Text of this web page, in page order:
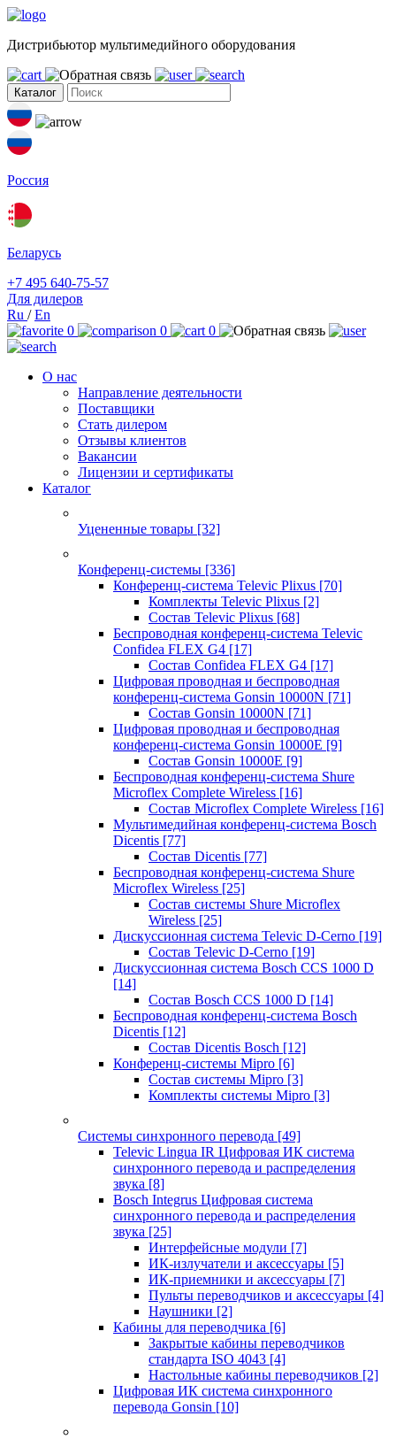
Дистрибьютор мультимедийного оборудования
Каталог
Россия
Беларусь
+7 495 640-75-57
Для дилеров
Ru /En
0
0 0
О нас
Направление деятельности
Поставщики
Стать дилером
Отзывы клиентов
Вакансии
Лицензии и сертификаты
Каталог
Уцененные товары [32]
Конференц-системы [336]
Конференц-система Televic Plixus [70]
Комплекты Televic Plixus [2]
Состав Televic Plixus [68]
Беспроводная конференц-система Televic
Confidea FLEX G4 [17]
Состав Confidea FLEX G4 [17]
Цифровая проводная и беспроводная
конференц-система Gonsin 10000N [71]
Состав Gonsin 10000N [71]
Цифровая проводная и беспроводная
конференц-система Gonsin 10000E [9]
Состав Gonsin 10000E [9]
Беспроводная конференц-система Shure
Microflex Complete Wireless [16]
Состав Microflex Complete Wireless [16]
Мультимедийная конференц-система Bosch
Dicentis [77]
Состав Dicentis [77]
Беспроводная конференц-система Shure
Microflex Wireless [25]
Состав системы Shure Microflex
Wireless [25]
Дискуссионная система Televic D-Cerno [19]
Состав Televic D-Cerno [19]
Дискуссионная система Bosch CCS 1000 D
[14]
Состав Bosch CCS 1000 D [14]
Беспроводная конференц-система Bosch
Dicentis [12]
Состав Dicentis Bosch [12]
Конференц-системы Mipro [6]
Состав системы Mipro [3]
Комплекты системы Mipro [3]
Системы синхронного перевода [49]
Televic Lingua IR Цифровая ИК система
синхронного перевода и распределения
звука [8]
Bosch Integrus Цифровая система
синхронного перевода и распределения
звука [25]
Интерфейсные модули [7]
ИК-излучатели и аксессуары [5]
ИК-приемники и аксессуары [7]
Пульты переводчиков и аксессуары [4]
Наушники [2]
Кабины для переводчика [6]
Закрытые кабины переводчиков
стандарта ISO 4043 [4]
Настольные кабины переводчиков [2]
Цифровая ИК система синхронного
перевода Gonsin [10]